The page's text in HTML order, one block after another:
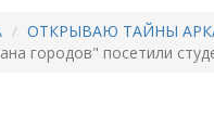
ОТКРЫВАЮ ТАЙНЫ
городов" посетили